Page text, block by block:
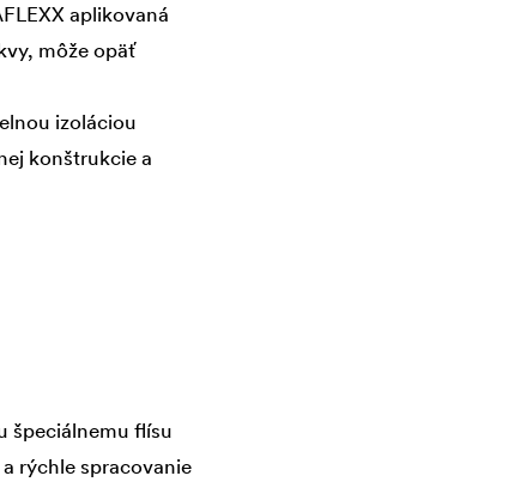
aplikovaná
môže opäť
izoláciou
konštrukcie a
špeciálnemu flísu
rýchle spracovanie